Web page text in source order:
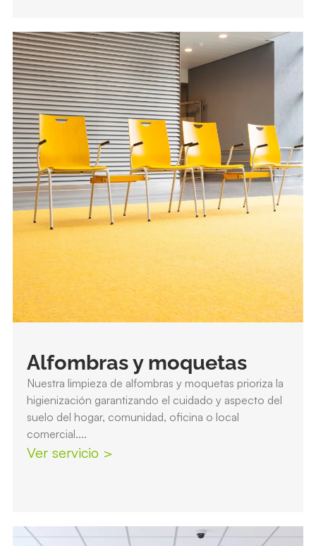
Alfombras y moquetas
Nuestra limpieza de alfombras y moquetas prioriza la
higienización garantizando el cuidado y aspecto del
suelo del hogar, comunidad, oficina o local
comercial....
Ver servicio >